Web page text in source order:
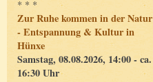
* * *
Zur Ruhe kommen in der Natur
- Entspannung & Kultur in
Hünxe
Samstag, 08.08.2026, 14:00 - ca.
16:30 Uhr